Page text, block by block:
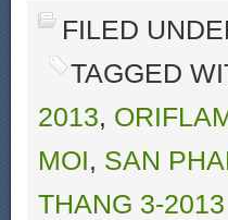
FILED
TAGGED
2013,
MOI, SAN
THANG 3-2013